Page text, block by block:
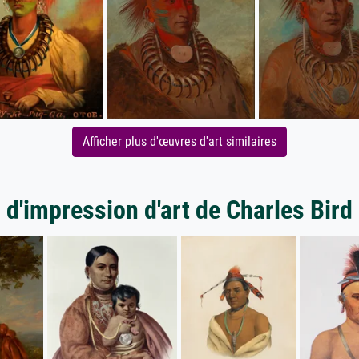
Afficher plus d'œuvres d'art similaires
d'art de Charles Bird